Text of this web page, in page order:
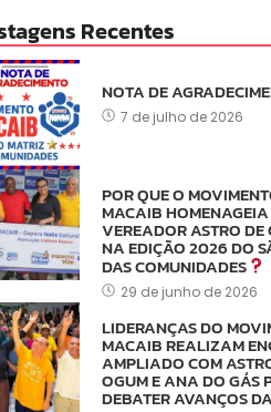
de
de
do
e à
Recentes
NOTA DE
7 de julho de 2026
POR QUE O
MACAIB
VEREADOR ASTRO DE
NA EDIÇÃO 2026 DO
DAS COMUNIDADES
29 de junho de 2026
LIDERANÇAS DO
MACAIB REALIZAM
AMPLIADO COM
OGUM E ANA DO GÁS
DEBATER AVANÇOS